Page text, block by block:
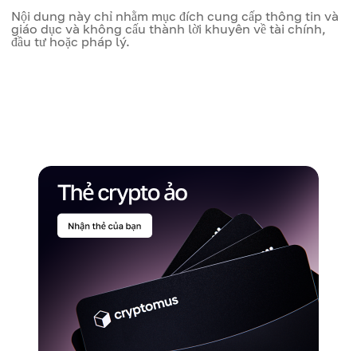
Nội dung này chỉ nhằm mục đích cung cấp thông tin và
giáo dục và không cấu thành lời khuyên về tài chính,
đầu tư hoặc pháp lý.